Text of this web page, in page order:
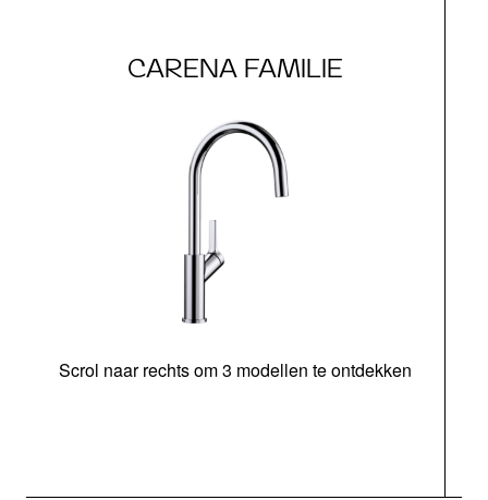
CARENA FAMILIE
Scrol naar rechts om 3 modellen te ontdekken